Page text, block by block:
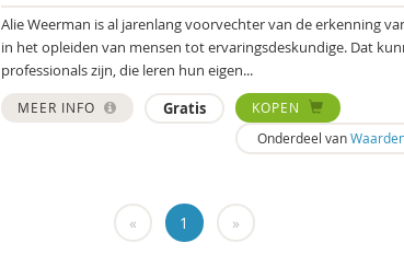
Alie Weerman is al jarenlang voorvechter van de erkenning
in het opleiden van mensen tot ervaringsdeskundige. Dat
professionals zijn, die leren hun eigen...
MEER INFO Gratis
KOPEN
Onderdeel van
« 1 »